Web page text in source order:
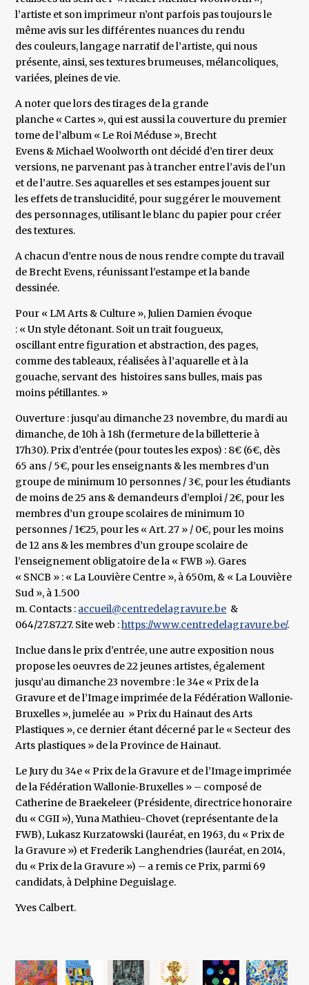
l’artiste et son imprimeur n’ont parfois pas toujours le
même avis sur les différentes nuances du rendu
des couleurs, langage narratif de l’artiste, qui nous
présente, ainsi, ses textures brumeuses, mélancoliques,
variées, pleines de vie.
A noter que lors des tirages de la grande
planche « Cartes », qui est aussi la couverture du premier
tome de l’album « Le Roi Méduse », Brecht
Evens & Michael Woolworth ont décidé d’en tirer deux
versions, ne parvenant pas à trancher entre l’avis de l’un
et de l’autre. Ses aquarelles et ses estampes jouent sur
les effets de translucidité, pour suggérer le mouvement
des personnages, utilisant le blanc du papier pour créer
des textures.
A chacun d’entre nous de nous rendre compte du travail
de Brecht Evens, réunissant l’estampe et la bande
dessinée.
Pour « LM Arts & Culture », Julien Damien évoque
: « Un style détonant. Soit un trait fougueux,
oscillant entre figuration et abstraction, des pages,
comme des tableaux, réalisées à l’aquarelle et à la
gouache, servant des histoires sans bulles, mais pas
moins pétillantes. »
Ouverture : jusqu’au dimanche 23 novembre, du mardi au
dimanche, de 10h à 18h (fermeture de la billetterie à
17h30). Prix d’entrée (pour toutes les expos) : 8€ (6€, dès
65 ans / 5€, pour les enseignants & les membres d’un
groupe de minimum 10 personnes / 3€, pour les étudiants
de moins de 25 ans & demandeurs d’emploi / 2€, pour les
membres d’un groupe scolaires de minimum 10
personnes / 1€25, pour les « Art. 27 » / 0€, pour les moins
de 12 ans & les membres d’un groupe scolaire de
l’enseignement obligatoire de la « FWB »). Gares
« SNCB » : « La Louvière Centre », à 650m, & « La Louvière
Sud », à 1.500
m. Contacts : accueil@centredelagravure.be &
064/27.87.27. Site web :https://www.centredelagravure.be/.
Inclue dans le prix d’entrée, une autre exposition nous
propose les oeuvres de 22 jeunes artistes, également
jusqu’au dimanche 23 novembre : le 34e « Prix de la
Gravure et de l’Image imprimée de la Fédération Wallonie‑
Bruxelles », jumelée au » Prix du Hainaut des Arts
Plastiques », ce dernier étant décerné par le « Secteur des
Arts plastiques » de la Province de Hainaut.
Le Jury du 34e « Prix de la Gravure et de l’Image imprimée
de la Fédération Wallonie‑Bruxelles » – composé de
Catherine de Braekeleer (Présidente, directrice honoraire
du « CGII »), Yuna Mathieu-Chovet (représentante de la
FWB), Lukasz Kurzatowski (lauréat, en 1963, du « Prix de
la Gravure ») et Frederik Langhendries (lauréat, en 2014,
du « Prix de la Gravure ») – a remis ce Prix, parmi 69
candidats, à Delphine Deguislage.
Yves Calbert.